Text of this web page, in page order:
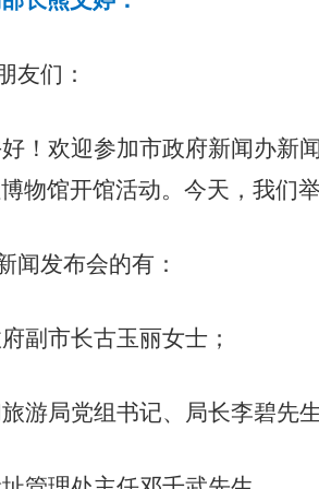
友们：
！欢迎参加市政府新闻办新
物馆开馆活动。今天，我们
闻发布会的有：
副市长古玉丽女士；
游局党组书记、局长李碧先